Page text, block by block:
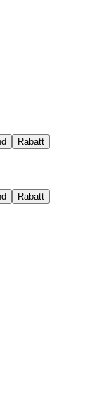
Rabatt
Rabatt